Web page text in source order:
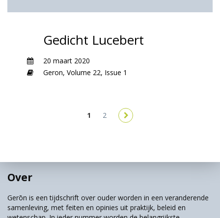
Gedicht Lucebert
20 maart 2020
Geron, Volume 22, Issue 1
1 2
Over
Gerōn is een tijdschrift over ouder worden in een veranderende
samenleving, met feiten en opinies uit praktijk, beleid en